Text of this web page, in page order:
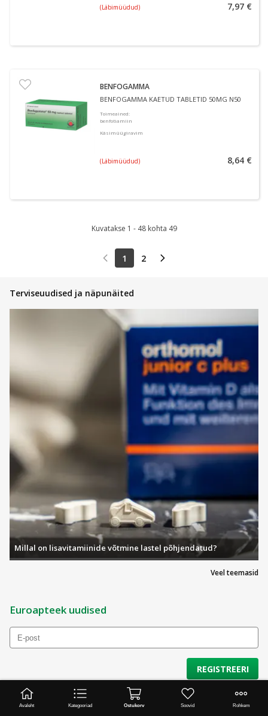
(Läbimüüdud) 7,97 €
BENFOGAMMA
BENFOGAMMA KAETUD TABLETID 50MG N50
Toimeained:
benfotiamiin
Käsimüügiravim
(Läbimüüdud) 8,64 €
Kuvatakse 1 - 48 kohta 49
1 2
Terviseuudised ja näpunäited
Veel teemasid
Millal on lisavitamiinide võtmine lastel põhjendatud?
Euroapteek uudised
REGISTREERI
Rohkem infot
Privaatsusteates
Avaleht Kategooriad Ostukorv Soovid Rohkem